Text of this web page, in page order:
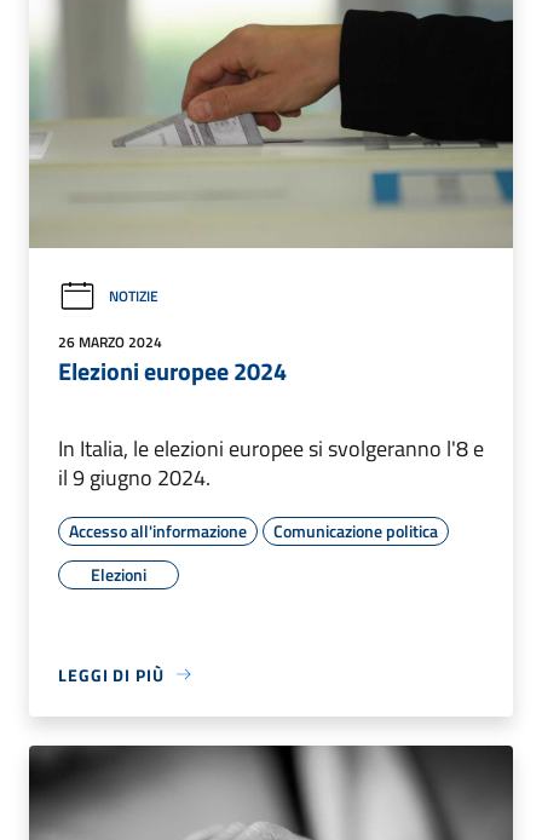
NOTIZIE
26 MARZO 2024
Elezioni europee 2024
In Italia, le elezioni europee si svolgeranno l'8 e
il 9 giugno 2024.
Accesso all'informazione
Comunicazione politica
Elezioni
LEGGI DI PIÙ